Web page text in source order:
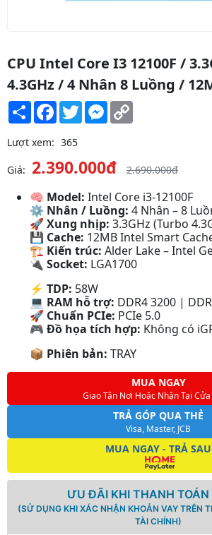
CPU Intel Core I3 12100F /
4.3GHz / 4 Nhân 8 Luồng /
Share Facebook
TwitterMessenger
Lượt xem: 365
Giá: 2.390.000đ 2.690.000đ
🧠 Model: Intel Core i3-12100F
⚙ Nhân / Luồng: 4 Nhân – 8
🚀 Xung nhịp: 3.3GHz (Turbo
💾 Cache: 12MB Intel Smart
🏗 Kiến trúc: Alder Lake – Intel
🔌 Socket: LGA1700
⚡ TDP: 58W
💻 RAM hỗ trợ: DDR4 3200 |
🚀 Chuẩn PCIe: PCIe 5.0
🎮 Đồ họa tích hợp: Không có
📦 Phiên bản: TRAY
MUA NGAY
Giao Tận Nơi Hoặc Nhận Tại
TRẢ GÓP QUA THẺ
Visa, Master, JCB
MUA NGAY - TRẢ SAU
ƯU ĐÃI KHI THANH TOÁN
(SỬ DỤNG KHI XÁC NHẬN KHOẢN VAY TRÊN
TÀI CHÍNH)